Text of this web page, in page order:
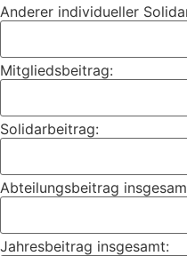
Anderer individueller
Mitgliedsbeitrag:
Solidarbeitrag:
Abteilungsbeitrag
Jahresbeitrag insgesamt: